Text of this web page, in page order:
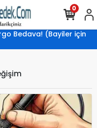
Bedava! (Bayiler için
0